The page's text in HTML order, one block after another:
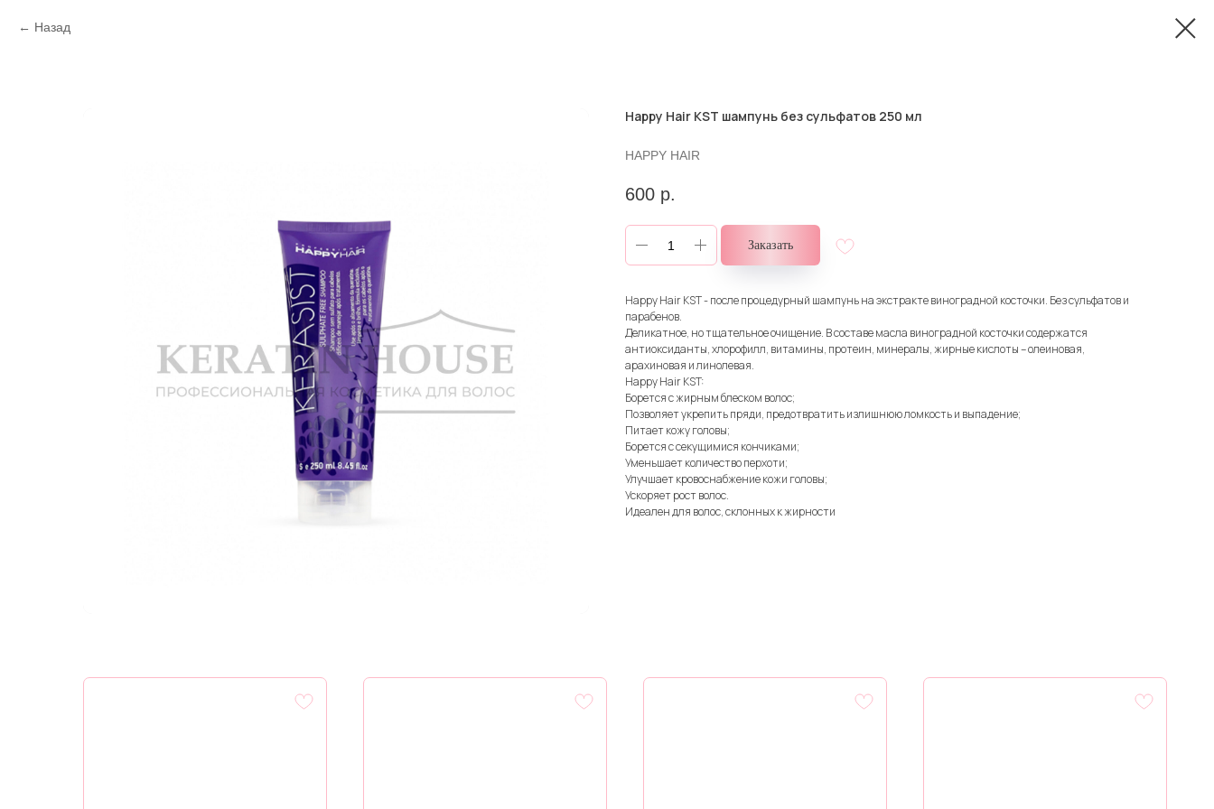
Назад
Happy Hair KST шампунь без сульфатов 250 мл
HAPPY HAIR
600 р.
Заказать
Happy Hair KST - после процедурный шампунь на экстракте виноградной косточки. Без сульфатов и
парабенов.
Деликатное, но тщательное очищение. В составе масла виноградной косточки содержатся
антиоксиданты, хлорофилл, витамины, протеин, минералы, жирные кислоты – олеиновая,
арахиновая и линолевая.
Happy Hair KST:
Борется с жирным блеском волос;
Позволяет укрепить пряди, предотвратить излишнюю ломкость и выпадение;
Питает кожу головы;
Борется с секущимися кончиками;
Уменьшает количество перхоти;
Улучшает кровоснабжение кожи головы;
Ускоряет рост волос.
Идеален для волос, склонных к жирности